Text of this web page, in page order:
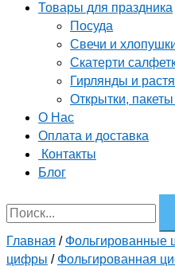
Товары для праздника
Посуда
Свечи и
Скатерти
Гирлянды и
Открытки,
О Нас
Оплата и доставка
Контакты
Блог
Главная / Фольгированные
цифры / Фольгированная